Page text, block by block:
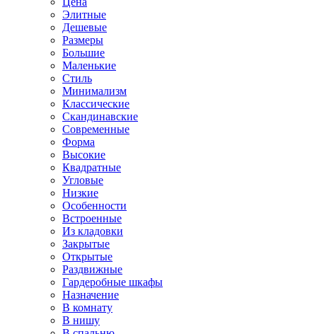
Элитные
Дешевые
Размеры
Большие
Маленькие
Стиль
Минимализм
Классические
Скандинавские
Современные
Форма
Высокие
Квадратные
Угловые
Низкие
Особенности
Встроенные
Из кладовки
Закрытые
Открытые
Раздвижные
Гардеробные шкафы
Назначение
В комнату
В нишу